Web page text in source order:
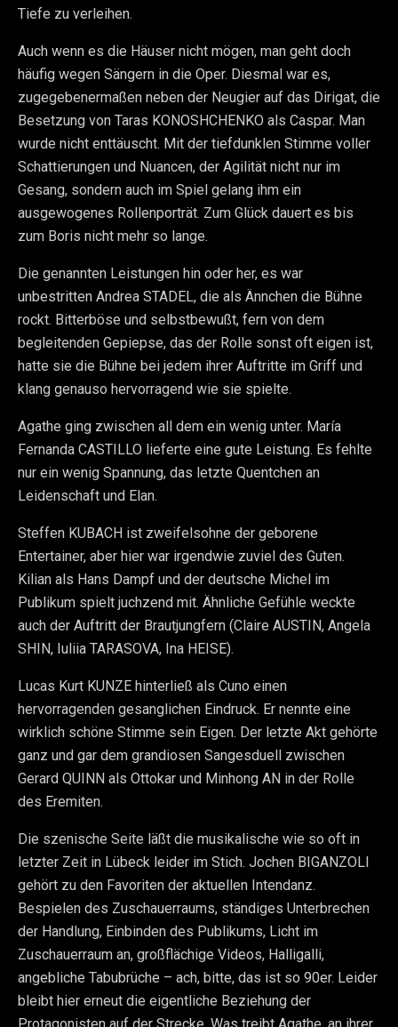
Tiefe zu verleihen.
Auch wenn es die Häuser nicht mögen, man geht doch
häufig wegen Sängern in die Oper. Diesmal war es,
zugegebenermaßen neben der Neugier auf das Dirigat, die
Besetzung von Taras KONOSHCHENKO als Caspar. Man
wurde nicht enttäuscht. Mit der tiefdunklen Stimme voller
Schattierungen und Nuancen, der Agilität nicht nur im
Gesang, sondern auch im Spiel gelang ihm ein
ausgewogenes Rollenporträt. Zum Glück dauert es bis
zum Boris nicht mehr so lange.
Die genannten Leistungen hin oder her, es war
unbestritten Andrea STADEL, die als Ännchen die Bühne
rockt. Bitterböse und selbstbewußt, fern von dem
begleitenden Gepiepse, das der Rolle sonst oft eigen ist,
hatte sie die Bühne bei jedem ihrer Auftritte im Griff und
klang genauso hervorragend wie sie spielte.
Agathe ging zwischen all dem ein wenig unter. María
Fernanda CASTILLO lieferte eine gute Leistung. Es fehlte
nur ein wenig Spannung, das letzte Quentchen an
Leidenschaft und Elan.
Steffen KUBACH ist zweifelsohne der geborene
Entertainer, aber hier war irgendwie zuviel des Guten.
Kilian als Hans Dampf und der deutsche Michel im
Publikum spielt juchzend mit. Ähnliche Gefühle weckte
auch der Auftritt der Brautjungfern (Claire AUSTIN, Angela
SHIN, Iuliia TARASOVA, Ina HEISE).
Lucas Kurt KUNZE hinterließ als Cuno einen
hervorragenden gesanglichen Eindruck. Er nennte eine
wirklich schöne Stimme sein Eigen. Der letzte Akt gehörte
ganz und gar dem grandiosen Sangesduell zwischen
Gerard QUINN als Ottokar und Minhong AN in der Rolle
des Eremiten.
Die szenische Seite läßt die musikalische wie so oft in
letzter Zeit in Lübeck leider im Stich. Jochen BIGANZOLI
gehört zu den Favoriten der aktuellen Intendanz.
Bespielen des Zuschauerraums, ständiges Unterbrechen
der Handlung, Einbinden des Publikums, Licht im
Zuschauerraum an, großflächige Videos, Halligalli,
angebliche Tabubrüche – ach, bitte, das ist so 90er. Leider
bleibt hier erneut die eigentliche Beziehung der